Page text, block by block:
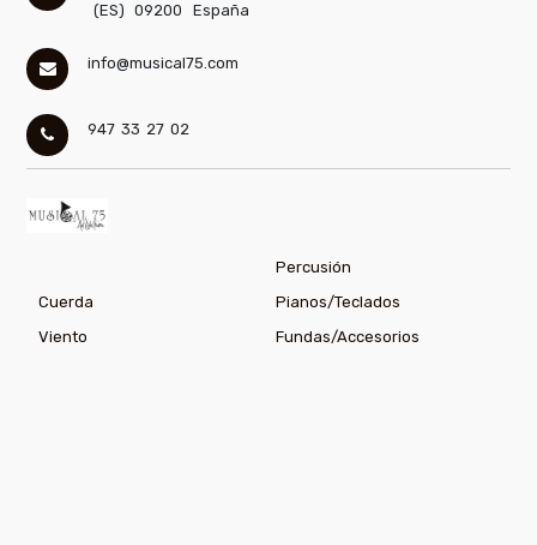
(ES)
09200 España
info@musical75.com
947 33 27 02
Percusión
Cuerda
Pianos/Teclados
Viento
Fundas/Accesorios